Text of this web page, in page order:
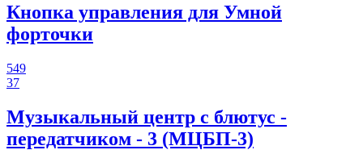
Кнопка управления для Умной
форточки
549
37
Музыкальный центр с блютус -
передатчиком - 3 (МЦБП-3)